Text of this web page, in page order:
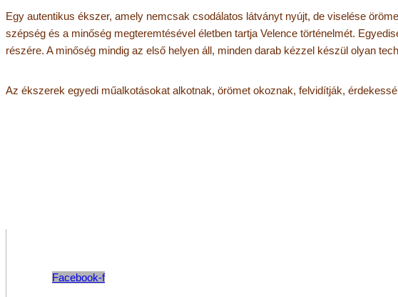
Egy autentikus ékszer, amely nemcsak csodálatos látványt nyújt, de viselése
szépség és a minőség megteremtésével életben tartja Velence történelmét.
részére. A minőség mindig az első helyen áll, minden darab kézzel készül olyan
Az ékszerek egyedi műalkotásokat alkotnak, örömet okoznak, felvidítják,
Facebook-f